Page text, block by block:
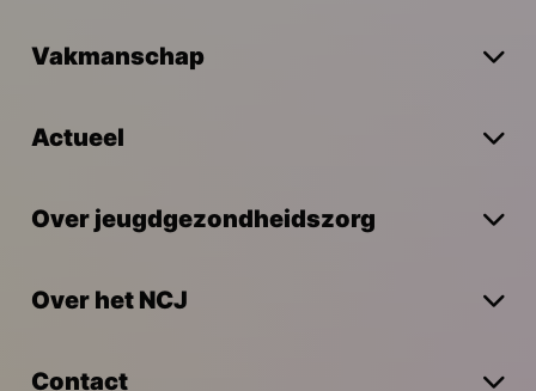
Vakmanschap
Actueel
Over jeugdgezondheidszorg
Over het NCJ
Contact